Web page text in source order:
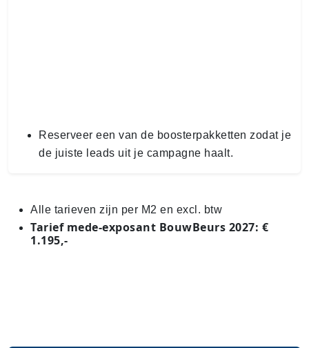
Reserveer een van de boos­ter­pak­ket­ten zodat je
de juiste leads uit je campagne haalt.
Alle tarieven zijn per M2 en excl. btw
Tarief mede-exposant BouwBeurs 2027: €
1.195,-